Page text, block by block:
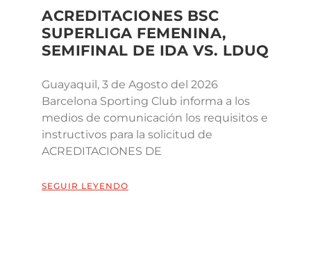
ACREDITACIONES BSC
SUPERLIGA FEMENINA,
SEMIFINAL DE IDA VS. LDUQ
Guayaquil, 3 de Agosto del 2026
Barcelona Sporting Club informa a los
medios de comunicación los requisitos e
instructivos para la solicitud de
ACREDITACIONES DE
SEGUIR LEYENDO